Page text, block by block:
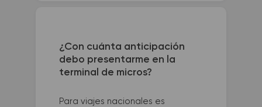
¿Con cuánta anticipación
debo presentarme en la
terminal de micros?
Para viajes nacionales es